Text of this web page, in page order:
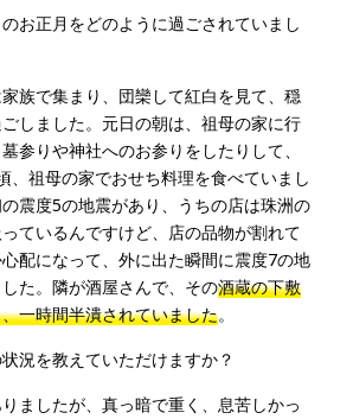
お正月をどのように過ごされていまし
族で集まり、団欒して紅白を見て、穏
しました。元日の朝は、祖母の家に行
参りや神社へのお参りをしたりして、
、祖母の家でおせち料理を食べていまし
震度5の地震があり、うちの店は珠洲の
ているんですけど、店の品物が割れて
配になって、外に出た瞬間に震度7の地
た。隣が酒屋さんで、その酒蔵の下敷
一時間半潰されていました。
況を教えていただけますか？
ましたが、真っ暗で重く、息苦しかっ